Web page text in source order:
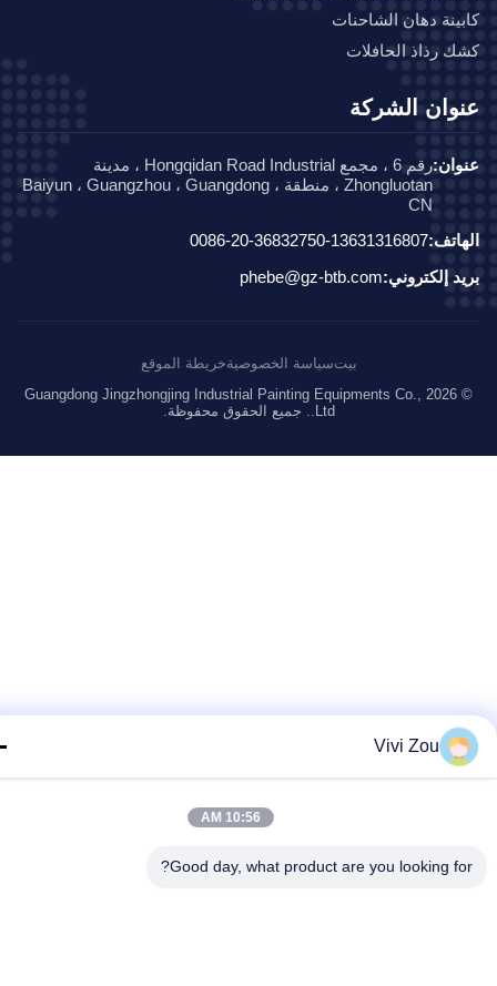
دهان الشاحنات
رذاذ الحافلات
الشركة
رقم 6 ، مجمع Hongqidan Road Industrial ، مدينة
Zhongluotan ، منطقة Baiyun ، Guangzhou ، Guangdong ،
0086-20-36832750-13631316807
إلكتروني: phebe@gz-btb.com
سياسة الخصوصيةخريطة الموقع
© 2026 Guangdong Jingzhongjing Industrial Painting Equipments Co.,
Vivi Zou
10:56 AM
Good day, what product are you looking